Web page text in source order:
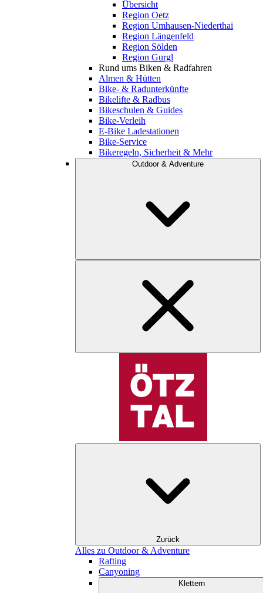
Übersicht
Region Oetz
Region Umhausen-Niederthai
Region Längenfeld
Region Sölden
Region Gurgl
Rund ums Biken & Radfahren
Almen & Hütten
Bike- & Radunterkünfte
Bikelifte & Radbus
Bikeschulen & Guides
Bike-Verleih
E-Bike Ladestationen
Bike-Service
Bikeregeln, Sicherheit & Mehr
Outdoor & Adventure
Zurück
Alles zu Outdoor & Adventure
Rafting
Canyoning
Klettern